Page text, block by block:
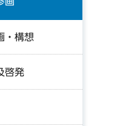
・構想
啓発